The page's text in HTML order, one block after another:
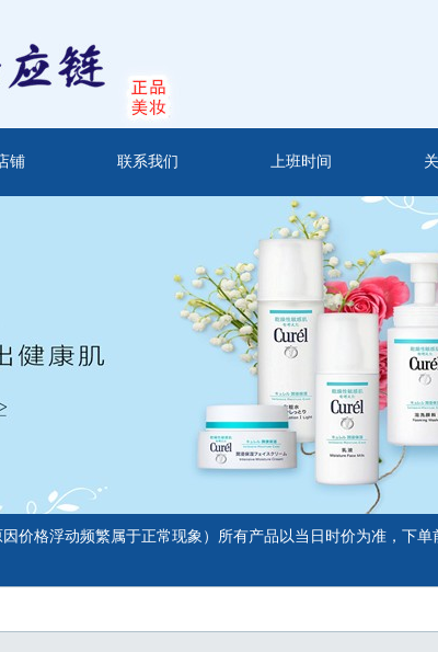
铺 联系我们 上班时间
价格浮动频繁属于正常现象）所有产品以当日时价为准，下